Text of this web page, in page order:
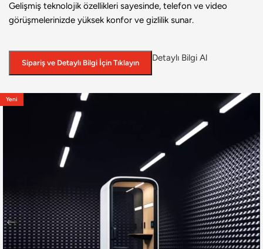
Gelişmiş teknolojik özellikleri sayesinde, telefon ve video
görüşmelerinizde yüksek konfor ve gizlilik sunar.
Sipariş ve Detaylı Bilgi İçin Tıklayın Detaylı Bilgi Al
Yeni